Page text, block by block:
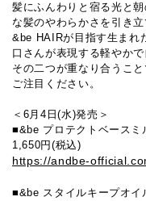
髪にふんわりと宿る光と
な髪のやわらかさを引き
&be HAIRが⽬指す⽣まれ
⼝さんが表現する軽やかで
その⼆つが重なり合うこ
ご注⽬ください。
＜6月4日(水)発売＞
■&be プロテクトベースミ
1,650円(税込)
https://andbe-
■&be スタイルキープオイ